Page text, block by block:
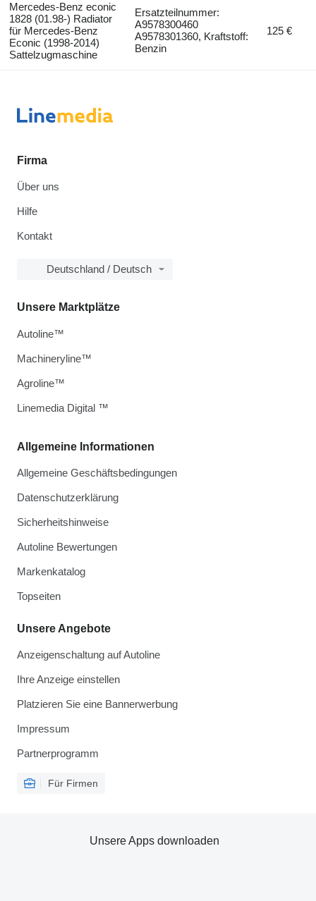
Mercedes-Benz econic
1828 (01.98-) Radiator
für Mercedes-Benz
Econic (1998-2014)
Sattelzugmaschine
Ersatzteilnummer:
A9578300460
A9578301360, Kraftstoff:
Benzin
125 €
Firma
Über uns
Hilfe
Kontakt
Deutschland / Deutsch
Allgemeine Informationen
Allgemeine Geschäftsbedingungen
Datenschutzerklärung
Sicherheitshinweise
Autoline Bewertungen
Markenkatalog
Topseiten
Unsere Angebote
Anzeigenschaltung auf Autoline
Ihre Anzeige einstellen
Platzieren Sie eine Bannerwerbung
Impressum
Partnerprogramm
Für Firmen
Unsere Marktplätze
Autoline™
Machineryline™
Agroline™
Linemedia Digital ™
Unsere Apps downloaden